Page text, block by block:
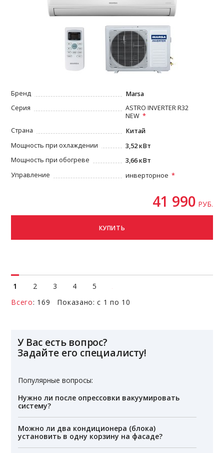
Бренд
Marsa
Серия
ASTRO INVERTER R32
NEW
Страна
Китай
Мощность при охлаждении
3,52 кВт
Мощность при обогреве
3,66 кВт
Управление
инверторное
41 990 РУБ.
КУПИТЬ
1 2 3 4
5
Всего: 169 Показано: с 1 по 10
У Вас есть вопрос?
Задайте его специалисту!
Популярные вопросы:
Нужно ли после опрессовки вакуумировать
систему?
Можно ли два кондиционера (блока)
установить в одну корзину на фасаде?